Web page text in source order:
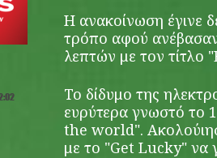
Η ανακοίνωση έγινε
τρόπο αφού
λεπτών με τον τίτλο
Το δίδυμο της
ευρύτερα γνωστό το
the world".
με το "Get Lucky" να